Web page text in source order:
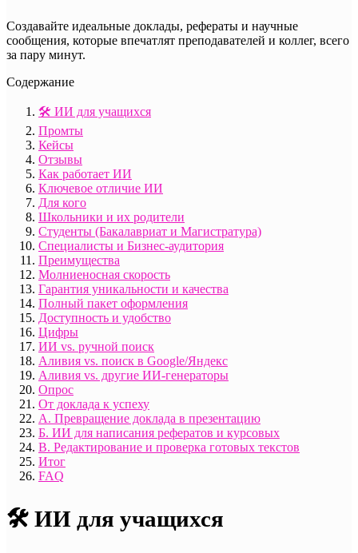
Создавайте идеальные доклады, рефераты и научные
сообщения, которые впечатлят преподавателей и коллег, всего
за пару минут.
Содержание
🛠️ ИИ для учащихся
Промты
Кейсы
Отзывы
Как работает ИИ
Ключевое отличие ИИ
Для кого
Школьники и их родители
Студенты (Бакалавриат и Магистратура)
Специалисты и Бизнес-аудитория
Преимущества
Молниеносная скорость
Гарантия уникальности и качества
Полный пакет оформления
Доступность и удобство
Цифры
ИИ vs. ручной поиск
Аливия vs. поиск в Google/Яндекс
Аливия vs. другие ИИ-генераторы
Опрос
От доклада к успеху
А. Превращение доклада в презентацию
Б. ИИ для написания рефератов и курсовых
В. Редактирование и проверка готовых текстов
Итог
FAQ
🛠️ ИИ для учащихся